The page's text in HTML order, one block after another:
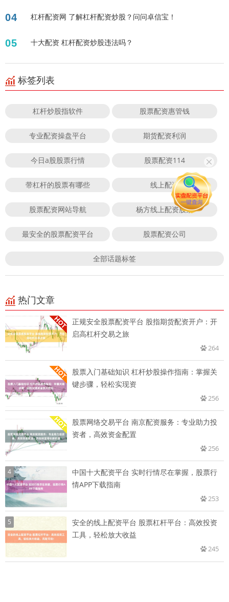
04 杠杆配资网 了解杠杆配资炒股？问问卓信宝！
05 十大配资 杠杆配资炒股违法吗？
标签列表
杠杆炒股指软件 股票配资惠管钱
专业配资操盘平台 期货配资利润
今日a股股票行情 股票配资114
带杠杆的股票有哪些 线上配资
股票配资网站导航 杨方线上配资股票
最安全的股票配资平台 股票配资公司
全部话题标签
热门文章
正规安全股票配资平台 股指期货配资开户：开
启高杠杆交易之旅
264
股票入门基础知识 杠杆炒股操作指南：掌握关
键步骤，轻松实现资
256
股票网络交易平台 南京配资服务：专业助力投
资者，高效资金配置
256
4
中国十大配资平台 实时行情尽在掌握，股票行
情APP下载指南
253
5
安全的线上配资平台 股票杠杆平台：高效投资
工具，轻松放大收益
245